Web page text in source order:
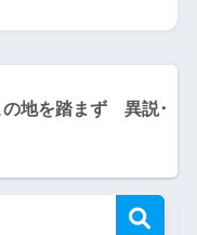
の地を踏まず 異説･